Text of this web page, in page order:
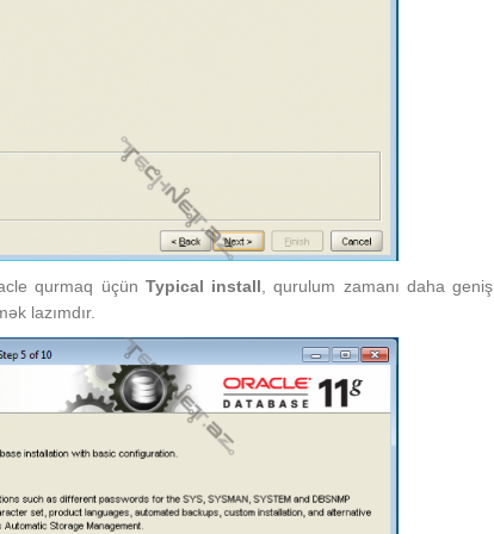
qurmaq üçün Typical install , qurulum zamanı daha geniş
lazımdır.